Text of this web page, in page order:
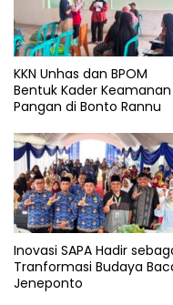
KKN Unhas dan BPOM
Bentuk Kader Keamanan
Pangan di Bonto Rannu
Inovasi SAPA Hadir
Tranformasi Budaya
Jeneponto